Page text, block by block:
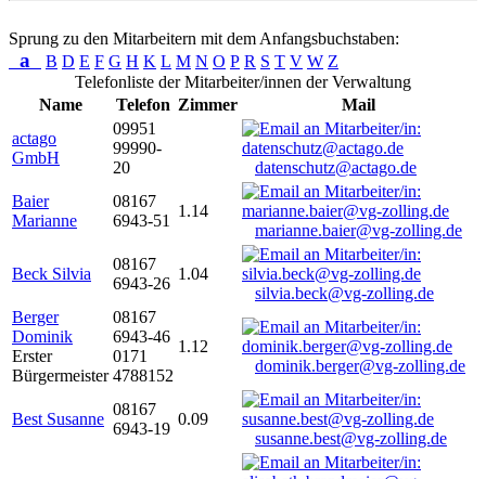
Sprung zu den Mitarbeitern mit dem Anfangsbuchstaben:
a B D E F G H K L M N O P R S T V W Z
Telefonliste der Mitarbeiter/innen der Verwaltung
Name
Telefon Zimmer
Mail
actago
GmbH
09951
99990-
20
datenschutz@actago.de
Baier
Marianne
08167
6943-51
1.14
marianne.baier@vg-zolling.de
Beck Silvia
08167
6943-26
1.04
silvia.beck@vg-zolling.de
Berger
Dominik
Erster
Bürgermeister
08167
6943-46
0171
4788152
1.12
dominik.berger@vg-zolling.de
Best Susanne
08167
6943-19
0.09
susanne.best@vg-zolling.de